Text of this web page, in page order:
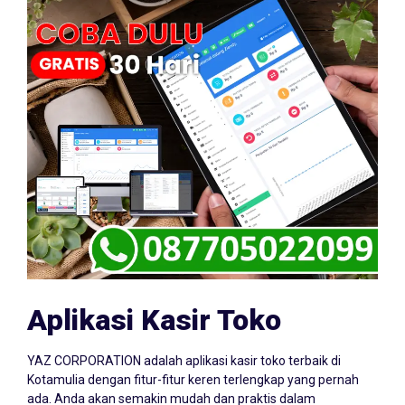
Aplikasi Kasir Toko
YAZ CORPORATION adalah aplikasi kasir toko terbaik di
Kotamulia dengan fitur-fitur keren terlengkap yang pernah
ada. Anda akan semakin mudah dan praktis dalam